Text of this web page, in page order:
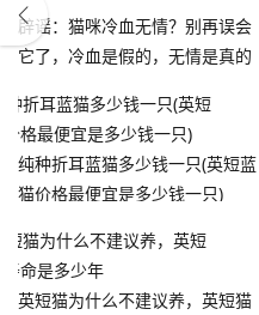
辟谣：猫咪冷血无情？别再误会
它了，冷血是假的，无情是真的
纯种折耳蓝猫多少钱一只(英短蓝
猫价格最便宜是多少钱一只)
英短猫为什么不建议养，英短猫